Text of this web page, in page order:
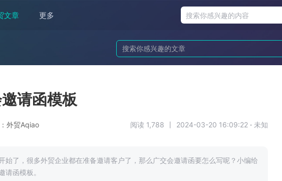
文章 更多
请函模板
外贸Aqiao 阅读 1,788 丨 2024-03-20 16:09:22 · 未知
始了，很多外贸企业都在准备邀请客户了，那么广交会邀请函要怎么写呢？小编给
请函模板。